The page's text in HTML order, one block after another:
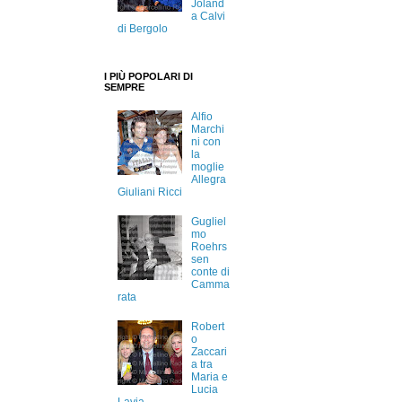
Joland
a Calvi
di Bergolo
I PIÙ POPOLARI DI
SEMPRE
Alfio
Marchi
ni con
la
moglie
Allegra
Giuliani Ricci
Gugliel
mo
Roehrs
sen
conte di
Camma
rata
Robert
o
Zaccari
a tra
Maria e
Lucia